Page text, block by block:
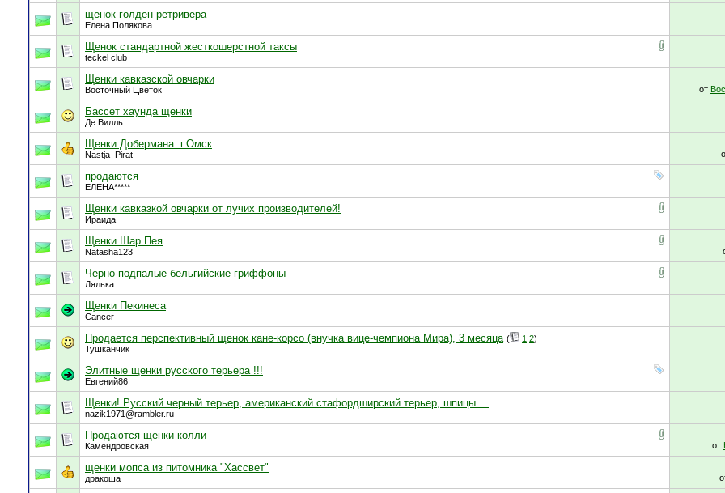
щенок голден ретривера
Елена Полякова
Щенок стандартной жесткошерстной таксы
teckel club
Щенки кавказской овчарки
Восточный Цветок от
Бассет хаунда щенки
Де Вилль
Щенки Добермана. г.Омск
Nastja_Pirat
продаются
ЕЛЕНА*****
Щенки кавказкой овчарки от лучих производителей!
Ираида
Щенки Шар Пея
Natasha123
Черно-подпалые бельгийские гриффоны
Лялька
Щенки Пекинеса
Cancer
Продается перспективный щенок кане-корсо (внучка вице-чемпиона Мира), 3 месяца ( 1 2)
Тушканчик
Элитные щенки русского терьера !!!
Евгений86
Щенки! Русский черный терьер, американский стафордширский терьер, шпицы ...
nazik1971@rambler.ru
Продаются щенки колли
Камендровская от
щенки мопса из питомника "Хассвет"
дракоша